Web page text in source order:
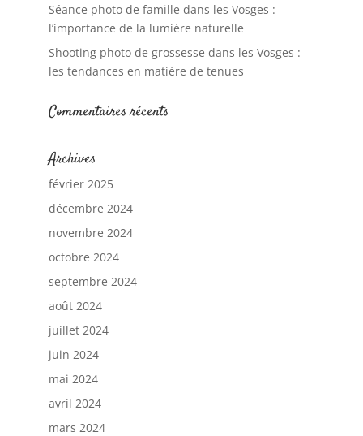
Séance photo de famille dans les Vosges :
l’importance de la lumière naturelle
Shooting photo de grossesse dans les Vosges :
les tendances en matière de tenues
Commentaires récents
Archives
février 2025
décembre 2024
novembre 2024
octobre 2024
septembre 2024
août 2024
juillet 2024
juin 2024
mai 2024
avril 2024
mars 2024